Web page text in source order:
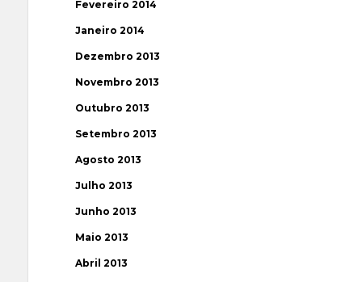
Fevereiro 2014
Janeiro 2014
Dezembro 2013
Novembro 2013
Outubro 2013
Setembro 2013
Agosto 2013
Julho 2013
Junho 2013
Maio 2013
Abril 2013